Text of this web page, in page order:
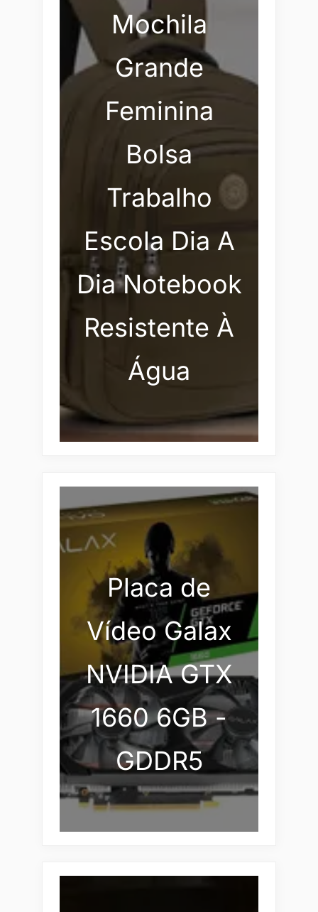
Mochila
Grande
Feminina
Bolsa
Trabalho
Escola Dia A
Dia Notebook
Resistente À
Água
Placa de
Vídeo Galax
NVIDIA GTX
1660 6GB -
GDDR5